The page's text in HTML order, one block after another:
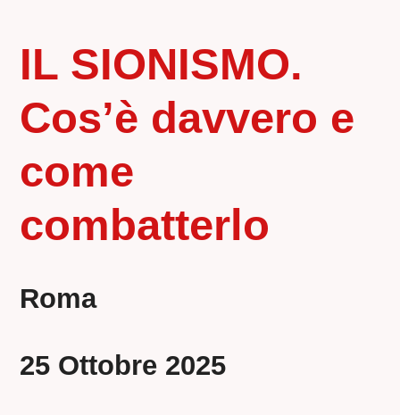
IL SIONISMO.
Cos’è davvero e
come
combatterlo
Roma
25 Ottobre 2025